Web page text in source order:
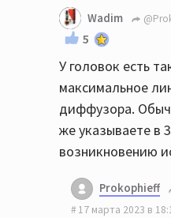
Wadim
5
У головок есть
максимальное
диффузора.
же указываете в
возникновению
Prokophieff
17 марта 2023 в